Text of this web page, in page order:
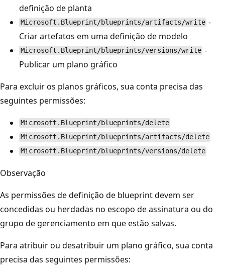
definição de planta
Microsoft.Blueprint/blueprints/artifacts/write -
Criar artefatos em uma definição de modelo
Microsoft.Blueprint/blueprints/versions/write -
Publicar um plano gráfico
Para excluir os planos gráficos, sua conta precisa das
seguintes permissões:
Microsoft.Blueprint/blueprints/delete
Microsoft.Blueprint/blueprints/artifacts/delete
Microsoft.Blueprint/blueprints/versions/delete
Observação
As permissões de definição de blueprint devem ser
concedidas ou herdadas no escopo de assinatura ou do
grupo de gerenciamento em que estão salvas.
Para atribuir ou desatribuir um plano gráfico, sua conta
precisa das seguintes permissões: